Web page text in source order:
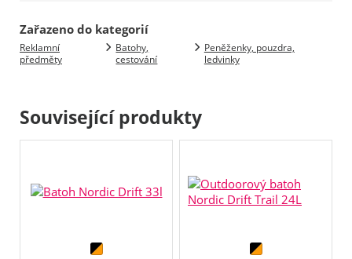
Zařazeno do kategorií
Reklamní
předměty
Batohy,
cestování
Peněženky, pouzdra,
ledvinky
Související produkty